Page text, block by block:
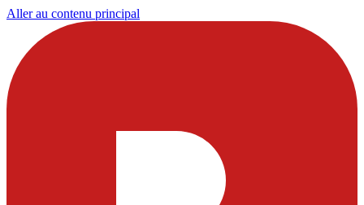
Aller au contenu principal